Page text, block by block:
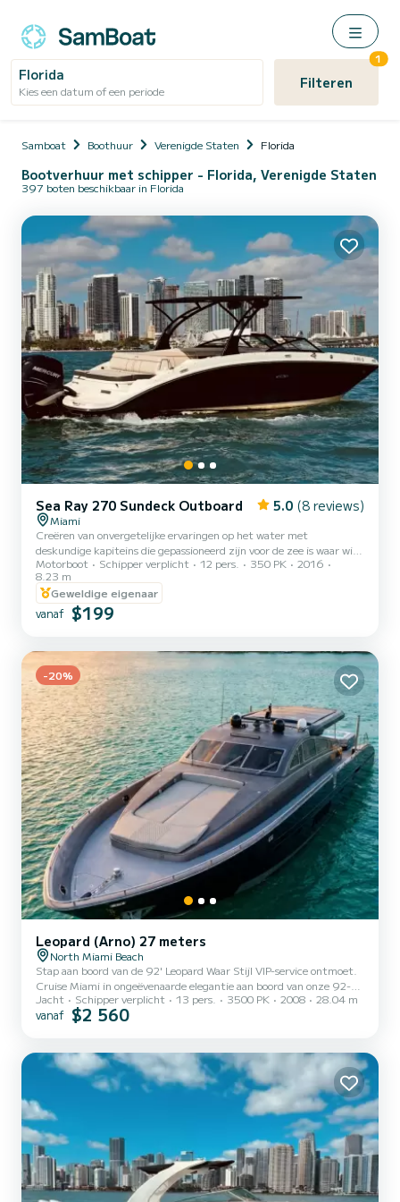
Florida
Kies een datum of een periode Filteren
1
Samboat Boothuur Verenigde Staten Florida
Bootverhuur met schipper - Florida, Verenigde Staten
397 boten beschikbaar in Florida
Sea Ray 270 Sundeck Outboard 5.0 (8 reviews)
Miami
Creëren van onvergetelijke ervaringen op het water met
deskundige kapiteins die gepassioneerd zijn voor de zee is waar wij
ons aan verbinden! Veiligheid, plezier en het overtreffen van uw
verwachtingen elke keer is ons doel! Of u hier bent om te
verkennen, te ontspannen of te vieren, wij zijn hier om ervoor te
zorgen dat uw tijd op het water niets minder dan buitengewoon is!
!!We bieden INBEGREPEN IN PRIJS * Gratis fles champagne! *
Motorboot Schipper verplicht 12 pers. 350 PK
2016
8.23 m
Geweldige eigenaar
vanaf $199
-20%
Leopard (Arno) 27 meters
North Miami Beach
Stap aan boord van de 92' Leopard Waar Stijl VIP-service ontmoet.
Cruise Miami in ongeëvenaarde elegantie aan boord van onze 92-
voet Leopard motorjacht, een vaartuig waar strak Italiaans design
samensmelt met full-service verwennerij. Onlangs opnieuw
intieme uitstapjes als energieke vieringen op het water. Vanaf het
moment dat u aan boord stapt, geniet u van de service van ee...
Jacht Schipper verplicht 13 pers. 3500 PK 2008 28.04 m
vanaf $2 560